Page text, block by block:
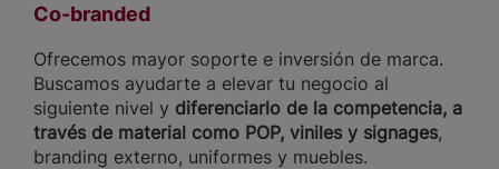
Co-branded
Ofrecemos mayor soporte e inversión de marca.
Buscamos ayudarte a elevar tu negocio al
siguiente nivel y diferenciarlo de la competencia, a
través de material como POP, viniles y signages,
branding externo, uniformes y muebles.